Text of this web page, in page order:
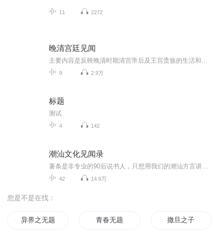
11 2272
晚清宫廷见闻
9 2.9万
标题
测试
4 142
潮汕文化见闻录
42 14.9万
您是不是在找：
异界之无题 青春无题 撒旦之子